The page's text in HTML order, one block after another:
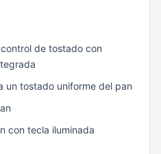
de tostado con
un tostado uniforme del pan
con tecla iluminada